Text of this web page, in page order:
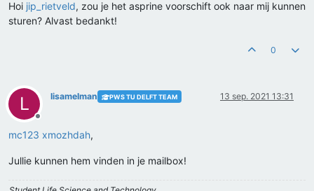
Hoi jip_rietveld, zou je het asprine voorschift ook naar mij kunnen
sturen? Alvast bedankt!
0
L
Offline
lisamelman PWS TU DELFT TEAM 13 sep. 2021 13:31
mc123 xmozhdah,
Jullie kunnen hem vinden in je mailbox!